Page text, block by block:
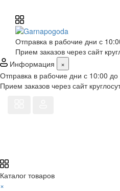
Отправка в рабочие дни с
Прием заказов через сайт
Информация
×
Отправка в рабочие дни с 10:00
Прием заказов через сайт
Каталог товаров
×